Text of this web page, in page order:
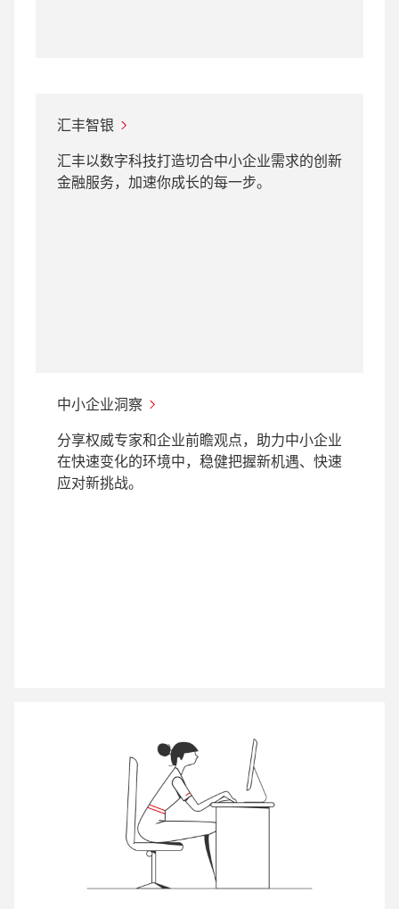
汇丰智银
汇丰以数字科技打造切合中小企业需求的创新
金融服务，加速你成长的每一步。
中小企业洞察
分享权威专家和企业前瞻观点，助力中小企业
在快速变化的环境中，稳健把握新机遇、快速
应对新挑战。